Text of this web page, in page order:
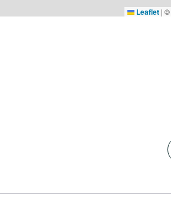
Leaflet | ©